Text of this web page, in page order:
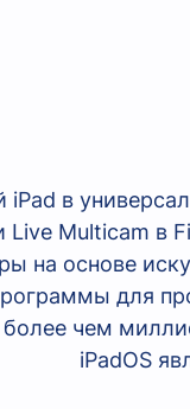
iPad в
Multicam в
на основе
для
чем
iPadOS